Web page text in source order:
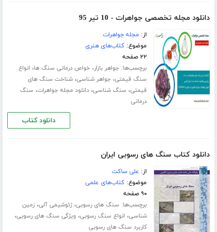
دانلود مجله تخصصی جواهرات - 10 تیر 95
از: مجله جواهرات
موضوع:کتاب‌های هنری
۲۲ صفحه
برچسب‌ها: جواهر بازار، خواص درمانی سنگ ها، انواع
سنگ قیمتی، جواهر شناسی،شناخت سنگ های
قیمتی، سنگ شناسی،دانلود مجله جواهرات، سنگ
درمانی
دانلود کتاب
دانلود کتاب سنگ های رسوبی ایران
از: علی ساکت
موضوع:کتاب‌های علمی
۹۰ صفحه
برچسب‌ها: سنگ های رسوبی،ژئوشیمی آلی، زمین
شناسی، انواع سنگ رسوبی، ویژگی سنگ های رسوبی،
کاربرد سنگ های رسوبی